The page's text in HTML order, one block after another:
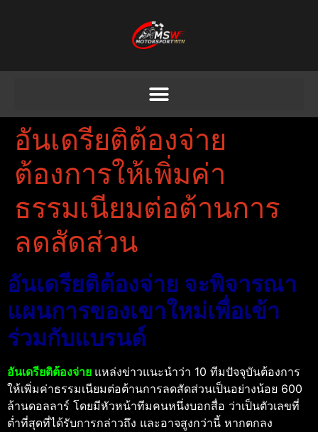
อันเดรียติต้องจ่าย
ต้องการให้เพิ่มค่า
ธรรมเนียมต่อต้านการ
ลดสัดส่วน
อันเดรียติต้องจ่าย จะพิจารณา
แผนการของเขาใหม่เพื่อเข้า
ร่วมกับแบรนด์
อันเดรียติต้องจ่าย แหล่งข่าวแนะนำว่า 10 ทีมปัจจุบันต้องการ
ให้เพิ่มค่าธรรมเนียมต่อต้านการลดสัดส่วนเป็นอย่างน้อย 600
ล้านดอลลาร์ โดยมีหัวหน้าทีมคนหนึ่งบอกสื่อ ว่าเป็นตัวเลขที่
ต่ำที่สุดที่ได้รับการกล่าวถึง และอาจสูงกว่านี้ หากตกลง